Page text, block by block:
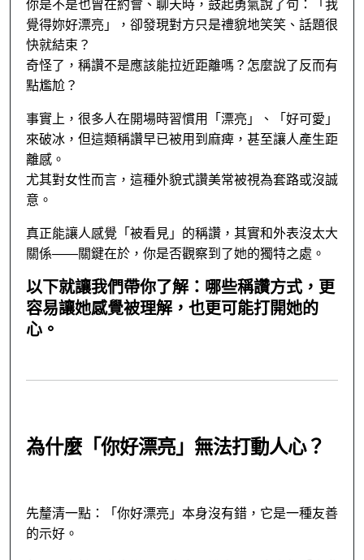
你是不是也曾在約會、聊天時，鼓起勇氣說了句：「我
覺得妳好漂亮」，卻發現對方只是禮貌地笑笑、話題很
快就結束？
奇怪了，稱讚不是應該能拉近距離嗎？怎麼說了反而有
點尷尬？
事實上，很多人在開場時習慣用「漂亮」、「好可愛」
來破冰，但這類稱讚早已被用到麻痺，甚至讓人產生距
離感。
尤其對女性而言，這種外貌式讚美常被視為套路或沒誠
意。
真正能讓人感覺「被看見」的稱讚，其實和外表沒太大
關係——關鍵在於，你是否觀察到了她的獨特之處。
以下就讓我們帶你了解：哪些稱讚方式，更
容易讓她感覺被理解，也更可能打開她的
心。
為什麼「你好漂亮」無法打動人心？
先釐清一點：「你好漂亮」本身沒有錯，它是一種友善
的示好。